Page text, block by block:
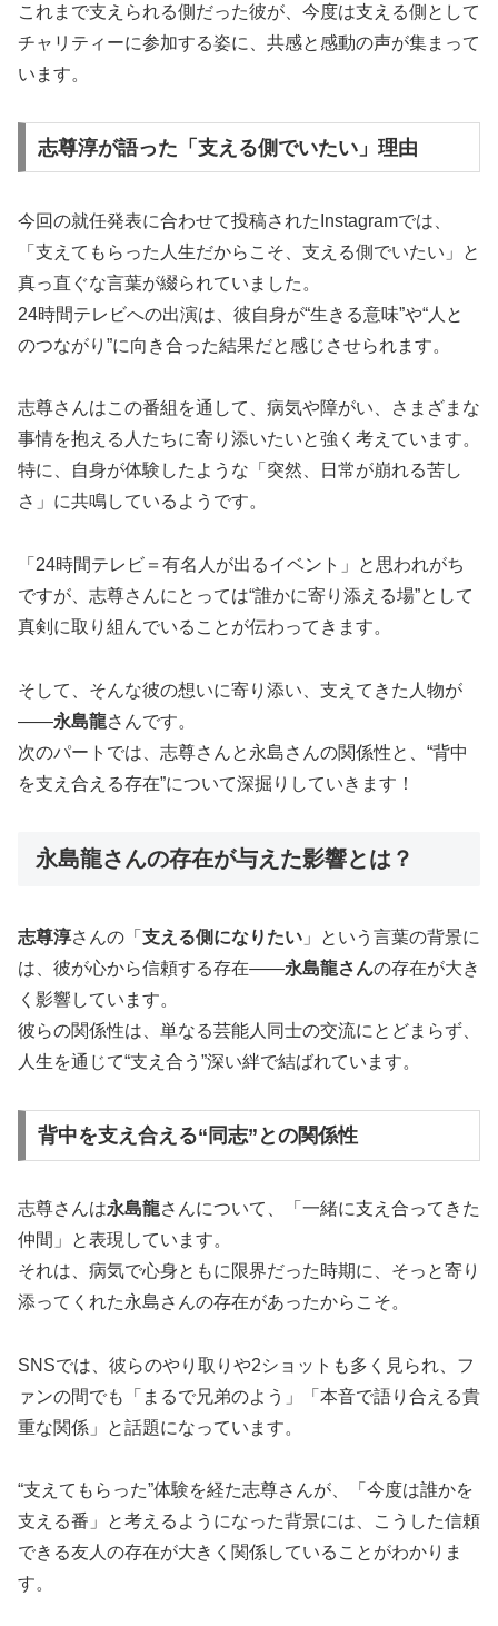
これまで支えられる側だった彼が、今度は支える側として
チャリティーに参加する姿に、共感と感動の声が集まって
います。
志尊淳が語った「支える側でいたい」理由
今回の就任発表に合わせて投稿されたInstagramでは、
「支えてもらった人生だからこそ、支える側でいたい」と
真っ直ぐな言葉が綴られていました。
24時間テレビへの出演は、彼自身が“生きる意味”や“人と
のつながり”に向き合った結果だと感じさせられます。
志尊さんはこの番組を通して、病気や障がい、さまざまな
事情を抱える人たちに寄り添いたいと強く考えています。
特に、自身が体験したような「突然、日常が崩れる苦し
さ」に共鳴しているようです。
「24時間テレビ＝有名人が出るイベント」と思われがち
ですが、志尊さんにとっては“誰かに寄り添える場”として
真剣に取り組んでいることが伝わってきます。
そして、そんな彼の想いに寄り添い、支えてきた人物が
――永島龍さんです。
次のパートでは、志尊さんと永島さんの関係性と、“背中
を支え合える存在”について深掘りしていきます！
永島龍さんの存在が与えた影響とは？
志尊淳さんの「 支える側になりたい 」という言葉の背景に
は、彼が心から信頼する存在――永島龍さんの存在が大き
く影響しています。
彼らの関係性は、単なる芸能人同士の交流にとどまらず、
人生を通じて“支え合う”深い絆で結ばれています。
背中を支え合える“同志”との関係性
志尊さんは永島龍さんについて、「一緒に支え合ってきた
仲間」と表現しています。
それは、病気で心身ともに限界だった時期に、そっと寄り
添ってくれた永島さんの存在があったからこそ。
SNSでは、彼らのやり取りや2ショットも多く見られ、フ
ァンの間でも「まるで兄弟のよう」「本音で語り合える貴
重な関係」と話題になっています。
“支えてもらった”体験を経た志尊さんが、「今度は誰かを
支える番」と考えるようになった背景には、こうした信頼
できる友人の存在が大きく関係していることがわかりま
す。